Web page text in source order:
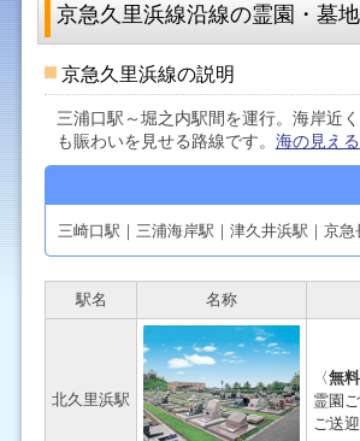
京急久里浜線沿線の霊園・墓
京急久里浜線の説明
三浦口駅～堀之内駅間を運行。海岸近
も賑わいを見せる路線です。 海の見え
三崎口駅｜三浦海岸駅｜津久井浜駅｜京
駅名 名称
北久里浜駅
〈無
霊園
ご送